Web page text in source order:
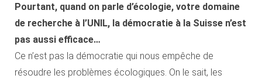
Pourtant, quand on parle d’écologie, votre domaine
de recherche à l’UNIL, la démocratie à la Suisse n’est
pas aussi efficace…
Ce n’est pas la démocratie qui nous empêche de
résoudre les problèmes écologiques. On le sait, les